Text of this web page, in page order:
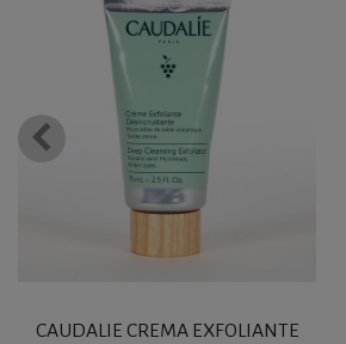
CAUDALIE CREMA EXFOLIANTE